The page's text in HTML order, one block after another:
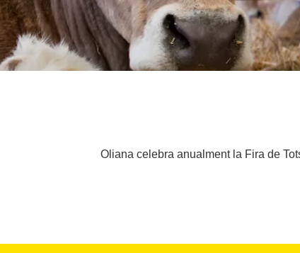
Oliana celebra anualment la Fira de